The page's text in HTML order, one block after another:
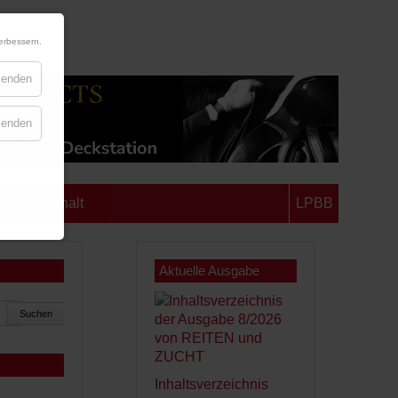
Anhalt LPBB
Suchen
Aktuelle Ausgabe
Inhaltsverzeichnis